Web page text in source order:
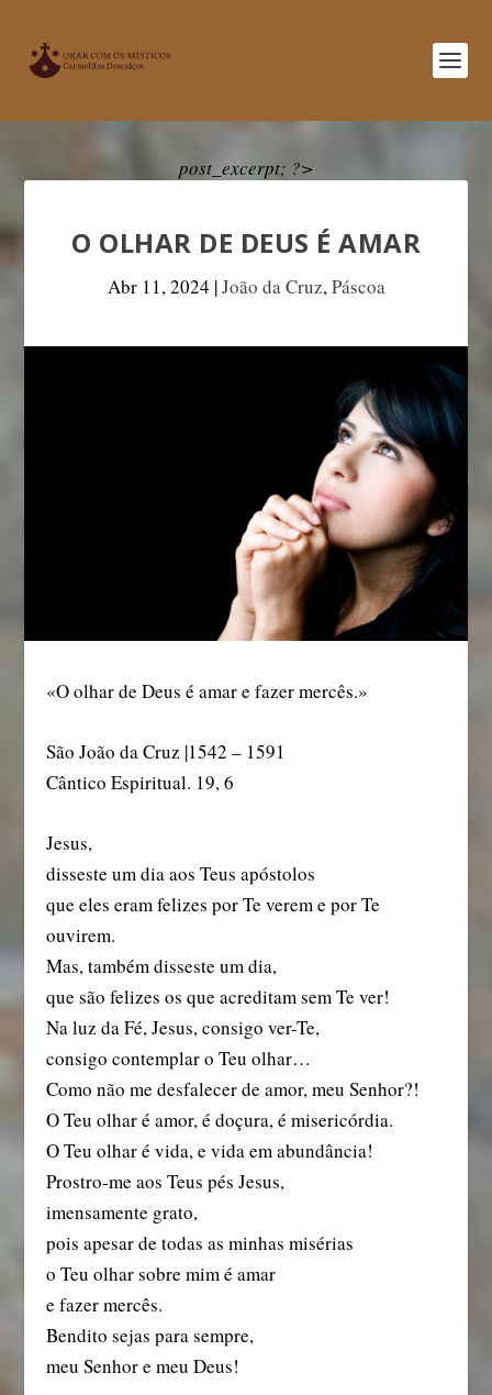
post_excerpt; ?>
O OLHAR DE DEUS É AMAR
Abr 11, 2024 |João da Cruz,Páscoa
«O olhar de Deus é amar e fazer mercês.»
São João da Cruz |1542 – 1591
Cântico Espiritual. 19, 6
Jesus,
disseste um dia aos Teus apóstolos
que eles eram felizes por Te verem e por Te
ouvirem.
Mas, também disseste um dia,
que são felizes os que acreditam sem Te ver!
Na luz da Fé, Jesus, consigo ver-Te,
consigo contemplar o Teu olhar…
Como não me desfalecer de amor, meu Senhor?!
O Teu olhar é amor, é doçura, é misericórdia.
O Teu olhar é vida, e vida em abundância!
Prostro-me aos Teus pés Jesus,
imensamente grato,
pois apesar de todas as minhas misérias
o Teu olhar sobre mim é amar
e fazer mercês.
Bendito sejas para sempre,
meu Senhor e meu Deus!